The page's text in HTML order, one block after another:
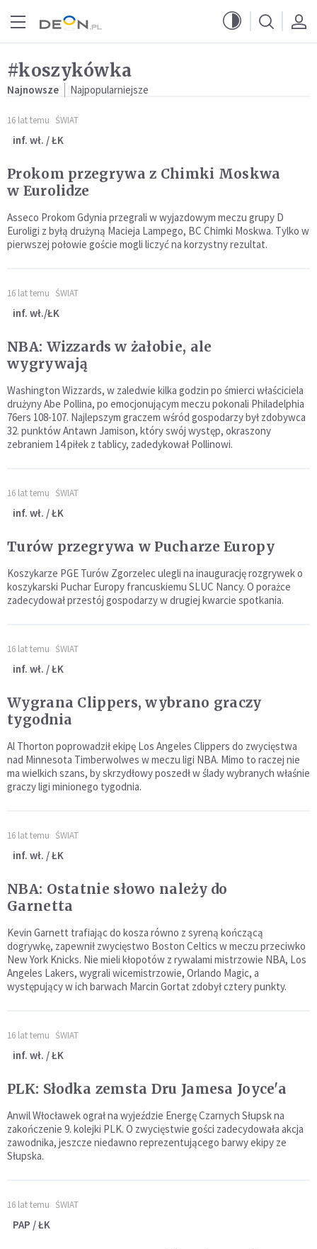
#koszykówka
Najnowsze Najpopularniejsze
16 lat temu ŚWIAT
inf. wł. / ŁK
Prokom przegrywa z Chimki Moskwa
w Eurolidze
Asseco Prokom Gdynia przegrali w wyjazdowym meczu grupy D
Euroligi z byłą drużyną Macieja Lampego, BC Chimki Moskwa. Tylko w
pierwszej połowie goście mogli liczyć na korzystny rezultat.
16 lat temu ŚWIAT
inf. wł./ŁK
NBA: Wizzards w żałobie, ale
wygrywają
Washington Wizzards, w zaledwie kilka godzin po śmierci właściciela
drużyny Abe Pollina, po emocjonującym meczu pokonali Philadelphia
76ers 108-107. Najlepszym graczem wśród gospodarzy był zdobywca
32. punktów Antawn Jamison, który swój występ, okraszony
zebraniem 14 piłek z tablicy, zadedykował Pollinowi.
16 lat temu ŚWIAT
inf. wł. / ŁK
Turów przegrywa w Pucharze Europy
Koszykarze PGE Turów Zgorzelec ulegli na inaugurację rozgrywek o
koszykarski Puchar Europy francuskiemu SLUC Nancy. O porażce
zadecydował przestój gospodarzy w drugiej kwarcie spotkania.
16 lat temu ŚWIAT
inf. wł. / ŁK
Wygrana Clippers, wybrano graczy
tygodnia
Al Thorton poprowadził ekipę Los Angeles Clippers do zwycięstwa
nad Minnesota Timberwolwes w meczu ligi NBA. Mimo to raczej nie
ma wielkich szans, by skrzydłowy poszedł w ślady wybranych właśnie
graczy ligi minionego tygodnia.
16 lat temu ŚWIAT
inf. wł. / ŁK
NBA: Ostatnie słowo należy do
Garnetta
Kevin Garnett trafiając do kosza równo z syreną kończącą
dogrywkę, zapewnił zwycięstwo Boston Celtics w meczu przeciwko
New York Knicks. Nie mieli kłopotów z rywalami mistrzowie NBA, Los
Angeles Lakers, wygrali wicemistrzowie, Orlando Magic, a
występujący w ich barwach Marcin Gortat zdobył cztery punkty.
16 lat temu ŚWIAT
inf. wł. / ŁK
PLK: Słodka zemsta Dru Jamesa Joyce'a
Anwil Włocławek ograł na wyjeździe Energę Czarnych Słupsk na
zakończenie 9. kolejki PLK. O zwycięstwie gości zadecydowała akcja
zawodnika, jeszcze niedawno reprezentującego barwy ekipy ze
Słupska.
16 lat temu ŚWIAT
PAP / ŁK